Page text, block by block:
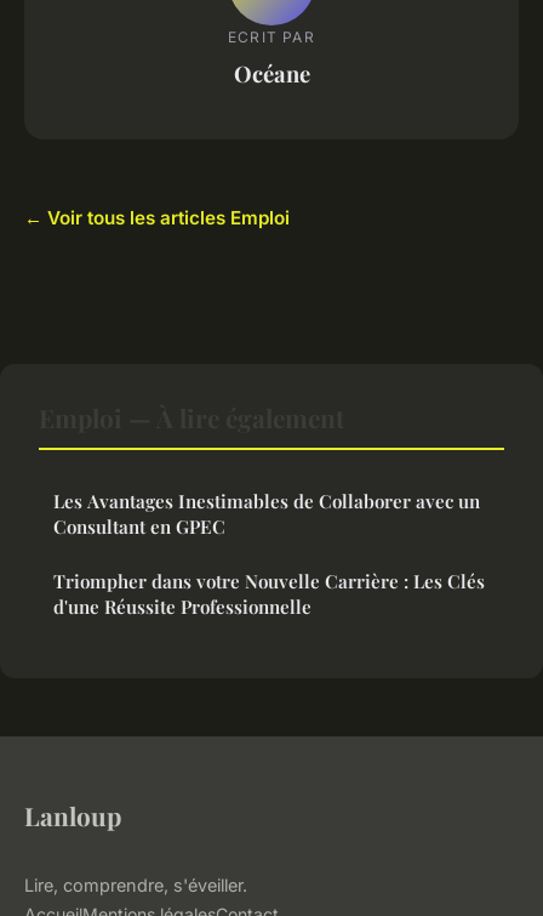
ECRIT PAR
Océane
← Voir tous les articles Emploi
Les Avantages Inestimables de Collaborer avec un
Consultant en GPEC
Triompher dans votre Nouvelle Carrière : Les Clés
d'une Réussite Professionnelle
Lanloup
Lire, comprendre, s'éveiller.